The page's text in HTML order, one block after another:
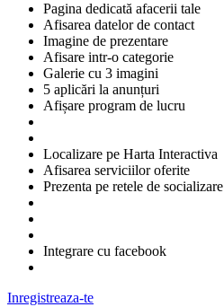
Pagina dedicată afacerii tale
Afisarea datelor de contact
Imagine de prezentare
Afisare intr-o categorie
Galerie cu 3 imagini
5 aplicări la anunțuri
Afișare program de lucru
Localizare pe Harta Interactiva
Afisarea serviciilor oferite
Prezenta pe retele de socializare
Integrare cu facebook
Inregistreaza-te